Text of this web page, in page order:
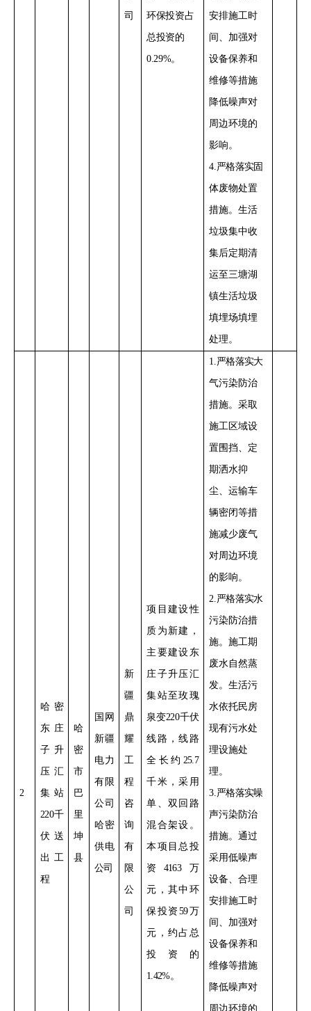
司 环保投资占
总投资的
0.29%。
安排施工时
间、加强对
设备保养和
维修等措施
降低噪声对
周边环境的
影响。
4.严格落实固
体废物处置
措施。生活
垃圾集中收
集后定期清
运至三塘湖
镇生活垃圾
填埋场填埋
处理。
2
哈密
东庄
子升
压汇
集站
220千
伏送
出工
程
哈
密
市
巴
里
坤
县
国网
新疆
电力
有限
公司
哈密
供电
公司
新
疆
鼎
耀
工
程
咨
询
有
限
公
司
项目建设性
质为新建，
主要建设 东
庄子升压汇
集站至玫瑰
泉变220千伏
线路，线路
全长约 25.7
千米，采用
单、双回路
混合架设。
本项目总投
资 4163万
元，其中环
保投资 59万
元，约占总
投资的
1.42%。
1.严格落实大
气污染防治
措施。采取
施工区域设
置围挡、定
期洒水抑
尘、运输车
辆密闭等措
施减少废气
对周边环境
的影响。
2.严格落实水
污染防治措
施。施工期
废水自然蒸
发。生活污
水依托民房
现有污水处
理设施处
理。
3.严格落实噪
声污染防治
措施。通过
采用低噪声
设备、合理
安排施工时
间、加强对
设备保养和
维修等措施
降低噪声对
周边环境的